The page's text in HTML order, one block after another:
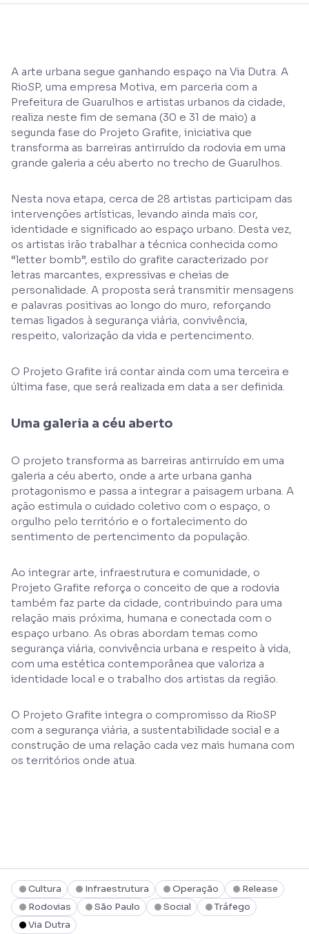
A arte urbana segue ganhando espaço na Via Dutra. A
RioSP, uma empresa Motiva, em parceria com a
Prefeitura de Guarulhos e artistas urbanos da cidade,
realiza neste fim de semana (30 e 31 de maio) a
segunda fase do Projeto Grafite, iniciativa que
transforma as barreiras antirruído da rodovia em uma
grande galeria a céu aberto no trecho de Guarulhos.
Nesta nova etapa, cerca de 28 artistas participam das
intervenções artísticas, levando ainda mais cor,
identidade e significado ao espaço urbano. Desta vez,
os artistas irão trabalhar a técnica conhecida como
“letter bomb”, estilo do grafite caracterizado por
letras marcantes, expressivas e cheias de
personalidade. A proposta será transmitir mensagens
e palavras positivas ao longo do muro, reforçando
temas ligados à segurança viária, convivência,
respeito, valorização da vida e pertencimento.
O Projeto Grafite irá contar ainda com uma terceira e
última fase, que será realizada em data a ser definida.
Uma galeria a céu aberto
O projeto transforma as barreiras antirruído em uma
galeria a céu aberto, onde a arte urbana ganha
protagonismo e passa a integrar a paisagem urbana. A
ação estimula o cuidado coletivo com o espaço, o
orgulho pelo território e o fortalecimento do
sentimento de pertencimento da população.
Ao integrar arte, infraestrutura e comunidade, o
Projeto Grafite reforça o conceito de que a rodovia
também faz parte da cidade, contribuindo para uma
relação mais próxima, humana e conectada com o
espaço urbano. As obras abordam temas como
segurança viária, convivência urbana e respeito à vida,
com uma estética contemporânea que valoriza a
identidade local e o trabalho dos artistas da região.
O Projeto Grafite integra o compromisso da RioSP
com a segurança viária, a sustentabilidade social e a
construção de uma relação cada vez mais humana com
os territórios onde atua.
Cultura Infraestrutura Operação
Release
Rodovias
São Paulo Social
Tráfego
Via Dutra